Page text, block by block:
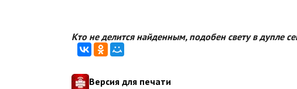
Кто не делится найденным, подобен свету в дупле
Версия для печати